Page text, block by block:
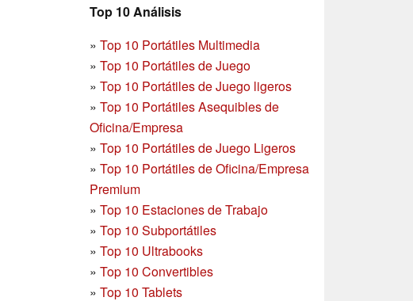
Top 10 Análisis
» Top 10 Portátiles Multimedia
» Top 10 Portátiles de Juego
» Top 10 Portátiles de Juego ligeros
» Top 10 Portátiles Asequibles de
Oficina/Empresa
» Top 10 Portátiles de Juego Ligeros
» Top 10 Portátiles de Oficina/Empresa
Premium
» Top 10 Estaciones de Trabajo
» Top 10 Subportátiles
» Top 10 Ultrabooks
» Top 10 Convertibles
» Top 10 Tablets